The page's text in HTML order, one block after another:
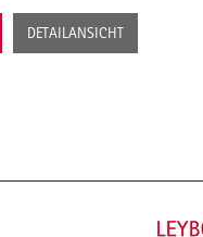
DETAILANSICHT